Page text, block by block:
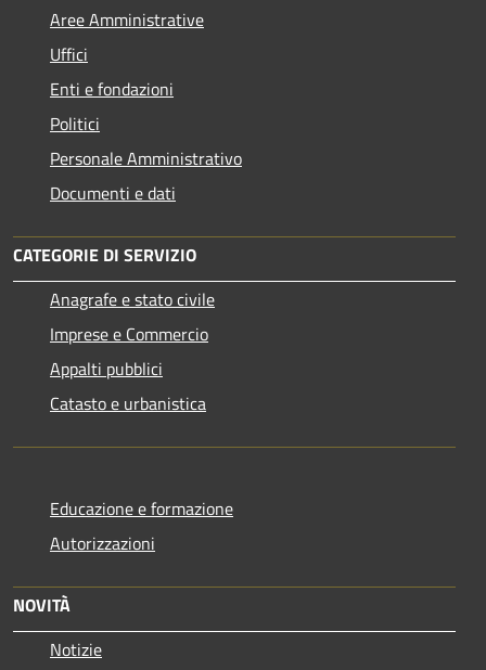
Aree Amministrative
Uffici
Enti e fondazioni
Politici
Personale Amministrativo
Documenti e dati
CATEGORIE DI SERVIZIO
Anagrafe e stato civile
Imprese e Commercio
Appalti pubblici
Catasto e urbanistica
Educazione e formazione
Autorizzazioni
NOVITÀ
Notizie